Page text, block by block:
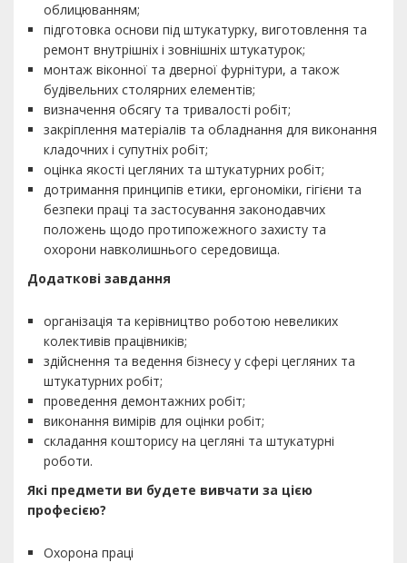
облицюванням;
підготовка основи під штукатурку, виготовлення та
ремонт внутрішніх і зовнішніх штукатурок;
монтаж віконної та дверної фурнітури, а також
будівельних столярних елементів;
визначення обсягу та тривалості робіт;
закріплення матеріалів та обладнання для виконання
кладочних і супутніх робіт;
оцінка якості цегляних та штукатурних робіт;
дотримання принципів етики, ергономіки, гігієни та
безпеки праці та застосування законодавчих
положень щодо протипожежного захисту та
охорони навколишнього середовища.
Додаткові завдання
організація та керівництво роботою невеликих
колективів працівників;
здійснення та ведення бізнесу у сфері цегляних та
штукатурних робіт;
проведення демонтажних робіт;
виконання вимірів для оцінки робіт;
складання кошторису на цегляні та штукатурні
роботи.
Які предмети ви будете вивчати за цією
професією?
Охорона праці